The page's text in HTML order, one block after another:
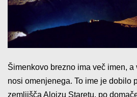
Šimenkovo brezno ima več imen, a
nosi omenjenega. To ime je dobilo
zemljišča Alojzu Staretu, po